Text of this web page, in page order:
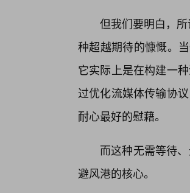
但我们要明白，
种超越期待的慷慨。
它实际上是在构建一
过优化流媒体传输协
耐心最好的慰藉。
而这种无需等待
避风港的核心。